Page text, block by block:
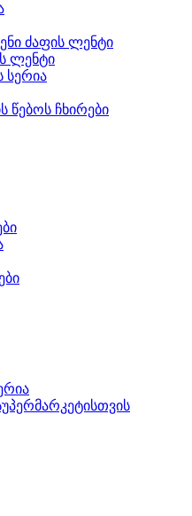
ძაფის ლენტი
ლენტი
სერია
წებოს ჩხირები